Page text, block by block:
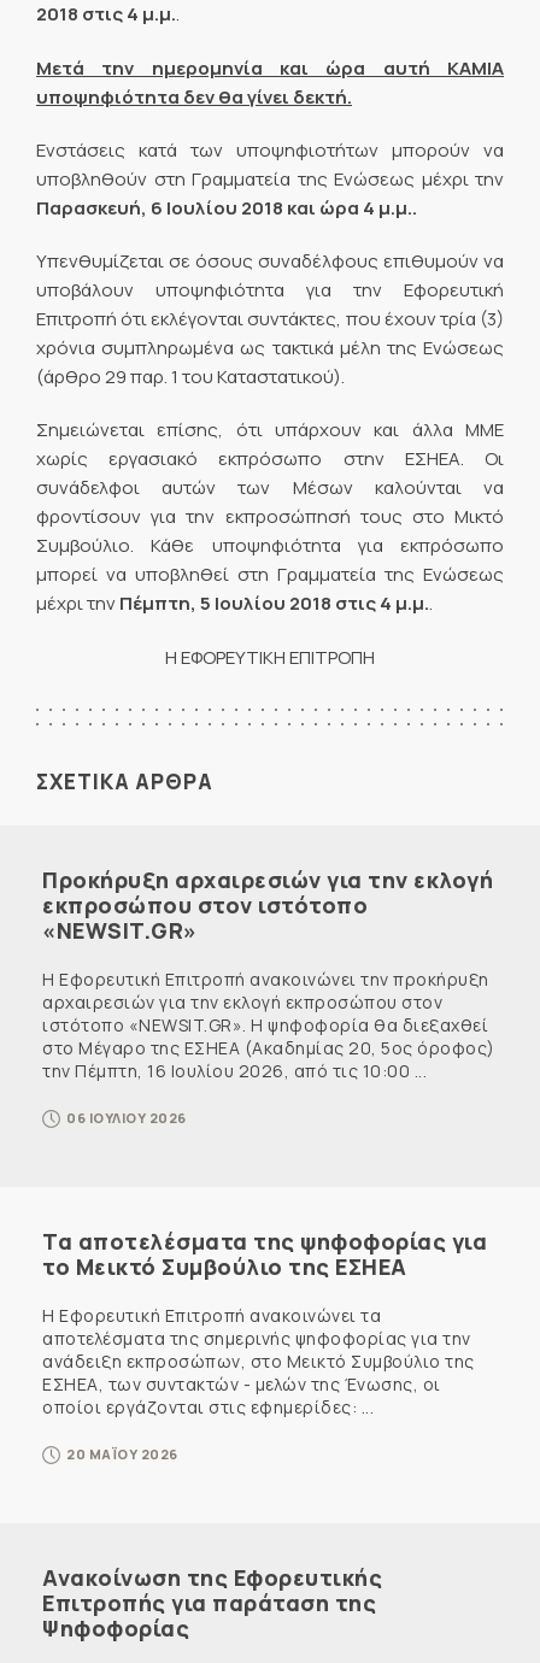
2018 στις 4 μ.μ..
Μετά την ημερομηνία και ώρα αυτή ΚΑΜΙΑ
υποψηφιότητα δεν θα γίνει δεκτή.
Ενστάσεις κατά των υποψηφιοτήτων μπορούν να
υποβληθούν στη Γραμματεία της Ενώσεως μέχρι την
Παρασκευή, 6 Ιουλίου 2018 και ώρα 4 μ.μ..
Υπενθυμίζεται σε όσους συναδέλφους επιθυμούν να
υποβάλουν υποψηφιότητα για την Εφορευτική
Επιτροπή ότι εκλέγονται συντάκτες, που έχουν τρία (3)
χρόνια συμπληρωμένα ως τακτικά μέλη της Ενώσεως
(άρθρο 29 παρ. 1 του Καταστατικού).
Σημειώνεται επίσης, ότι υπάρχουν και άλλα ΜΜΕ
χωρίς εργασιακό εκπρόσωπο στην ΕΣΗΕΑ. Οι
συνάδελφοι αυτών των Μέσων καλούνται να
φροντίσουν για την εκπροσώπησή τους στο Μικτό
Συμβούλιο. Κάθε υποψηφιότητα για εκπρόσωπο
μπορεί να υποβληθεί στη Γραμματεία της Ενώσεως
μέχρι τηνΠέμπτη, 5 Ιουλίου 2018 στις 4 μ.μ..
Η ΕΦΟΡΕΥΤΙΚΗ ΕΠΙΤΡΟΠΗ
ΣΧΕΤΙΚΑ ΑΡΘΡΑ
Προκήρυξη αρχαιρεσιών για την εκλογή
εκπροσώπου στον ιστότοπο
«NEWSIT.GR»
Η Εφορευτική Επιτροπή ανακοινώνει την προκήρυξη
αρχαιρεσιών για την εκλογή εκπροσώπου στον
ιστότοπο «NEWSIT.GR». Η ψηφοφορία θα διεξαχθεί
στο Μέγαρο της ΕΣΗΕΑ (Ακαδημίας 20, 5ος όροφος)
την Πέμπτη, 16 Ιουλίου 2026, από τις 10:00 ...
06 ΙΟΥΛΙΟΥ 2026
Τα αποτελέσματα της ψηφοφορίας για
το Μεικτό Συμβούλιο της ΕΣΗΕΑ
Η Εφορευτική Επιτροπή ανακοινώνει τα
αποτελέσματα της σημερινής ψηφοφορίας για την
ανάδειξη εκπροσώπων, στο Μεικτό Συμβούλιο της
ΕΣΗΕΑ, των συντακτών - μελών της Ένωσης, οι
οποίοι εργάζονται στις εφημερίδες: ...
20 ΜΑΪΟΥ 2026
Ανακοίνωση της Εφορευτικής
Επιτροπής για παράταση της
Ψηφοφορίας